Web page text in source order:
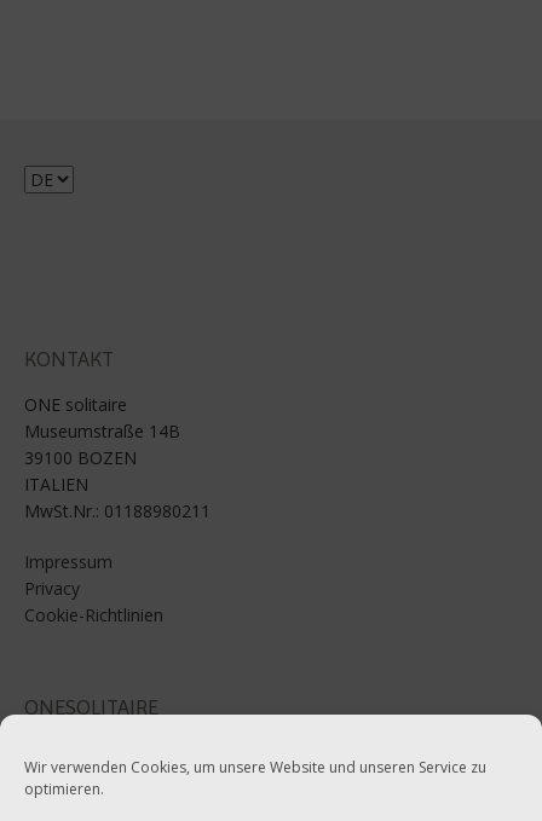
Wir verwenden Cookies, um unsere Website und unseren Service zu
optimieren.
Sprache
KONTAKT
ONE solitaire
Museumstraße 14B
39100 BOZEN
ITALIEN
MwSt.Nr.: 01188980211
Impressum
Privacy
Cookie-Richtlinien
ONESOLITAIRE
Tel:+39-0471-970799